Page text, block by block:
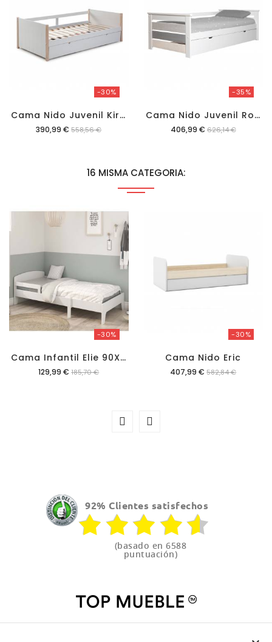
-30%
C
Ama Nido Juvenil Kira 90X190
Precio
390,99 € 558,56 €
-35%
C
Ama Nido Juvenil Romie 90X190
Precio
406,99 € 626,14 €
16 MISMA CATEGORIA:
-30%
C
Ama Infantil Elie 90X140/190 Cm
Precio
129,99 € 185,70 €
-30%
Cama Nido Eric
Precio
407,99 € 582,84 €
92% Clientes satisfechos
(basado en 6588
puntuación)